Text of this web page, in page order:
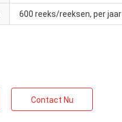
600 reeks/reeksen, per jaar
Contact Nu